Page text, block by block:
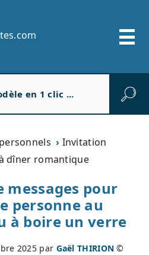
Invitation
dîner romantique
messages pour
personne au
à boire un verre
2025 par Gaël THIRION ©